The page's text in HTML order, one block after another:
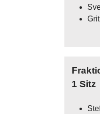
1 Sitz